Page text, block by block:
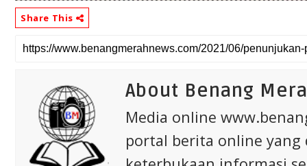
Share This
About Benang
Media online
portal berita online